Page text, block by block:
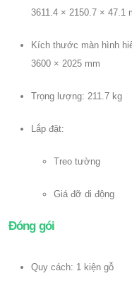
3611.4 × 2150.7 × 47.1
Kích thước màn hình
3600 × 2025 mm
Trọng lượng: 211.7 kg
Lắp đặt:
Treo tường
Giá đỡ di động
Đóng gói
Quy cách: 1 kiện gỗ